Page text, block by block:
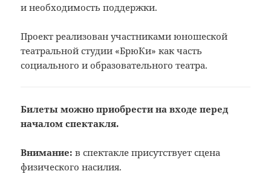
и необходимость поддержки.
Проект реализован участниками юношеской
театральной студии «БрюКи» как часть
социального и образовательного театра.
Билеты можно приобрести на входе перед
началом спектакля.
Внимание: в спектакле присутствует сцена
физического насилия.